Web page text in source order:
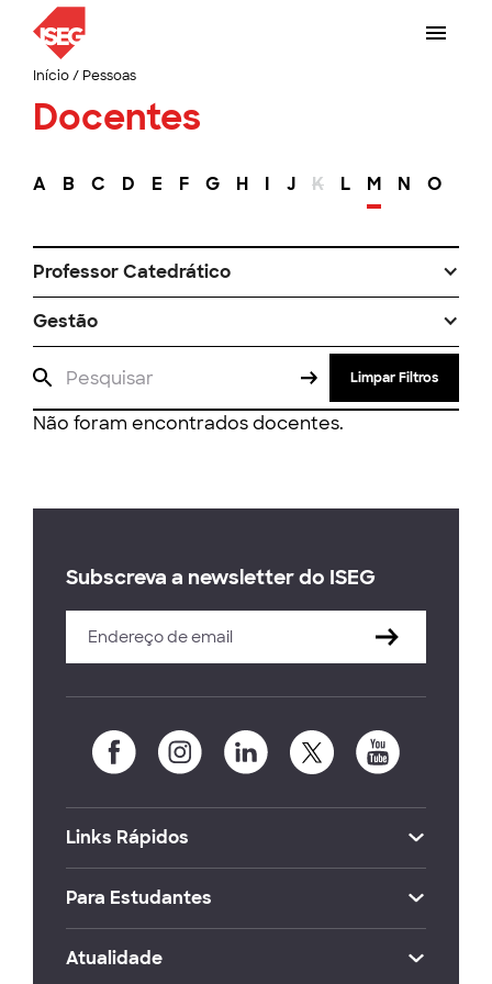
Início/ Pessoas
Docentes
A B C D E F G H I J K L M N O
Professor Catedrático
Gestão
Limpar Filtros
Não foram encontrados docentes.
Subscreva a newsletter do ISEG
Links Rápidos
Para Estudantes
Atualidade